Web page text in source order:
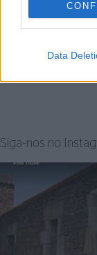
Data
Artigo anterior
Regia Douro Park:
Empreendedorismo
um futuro mais
Siga-nos no